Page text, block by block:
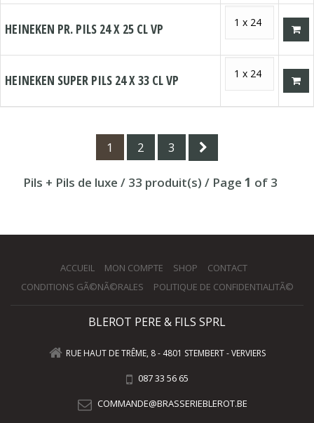
HEINEKEN PR. PILS 24 X 25 CL VP
HEINEKEN SUPER PILS 24 X 33 CL VP
1 2 3
Pils + Pils de luxe / 33 produit(s) / Page 1 of 3
ACCUEIL MON COMPTE SHOP
CONTACT
CONDITIONS GÃ©NÃ©RALES
POLITIQUE DE CONFIDENTIALITÃ©
BLEROT PERE & FILS SPRL
RUE HAUT DE TRÊME, 8 - 4801 STEMBERT - VERVIERS
087 33 56 65
COMMANDE@BRASSERIEBLEROT.BE